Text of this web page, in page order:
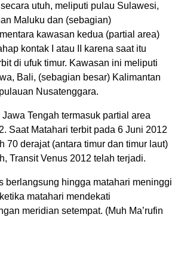
utuh, meliputi pulau Sulawesi,
Maluku dan (sebagian)
kawasan kedua (partial area)
kontak I atau II karena saat itu
di ufuk timur. Kawasan ini meliputi
Bali, (sebagian besar) Kalimantan
Nusatenggara.
Tengah termasuk partial area
Saat Matahari terbit pada 6 Juni 2012
70 derajat (antara timur dan timur laut)
Transit Venus 2012 telah terjadi.
berlangsung hingga matahari meninggi
matahari mendekati
meridian setempat. (Muh Ma’rufin